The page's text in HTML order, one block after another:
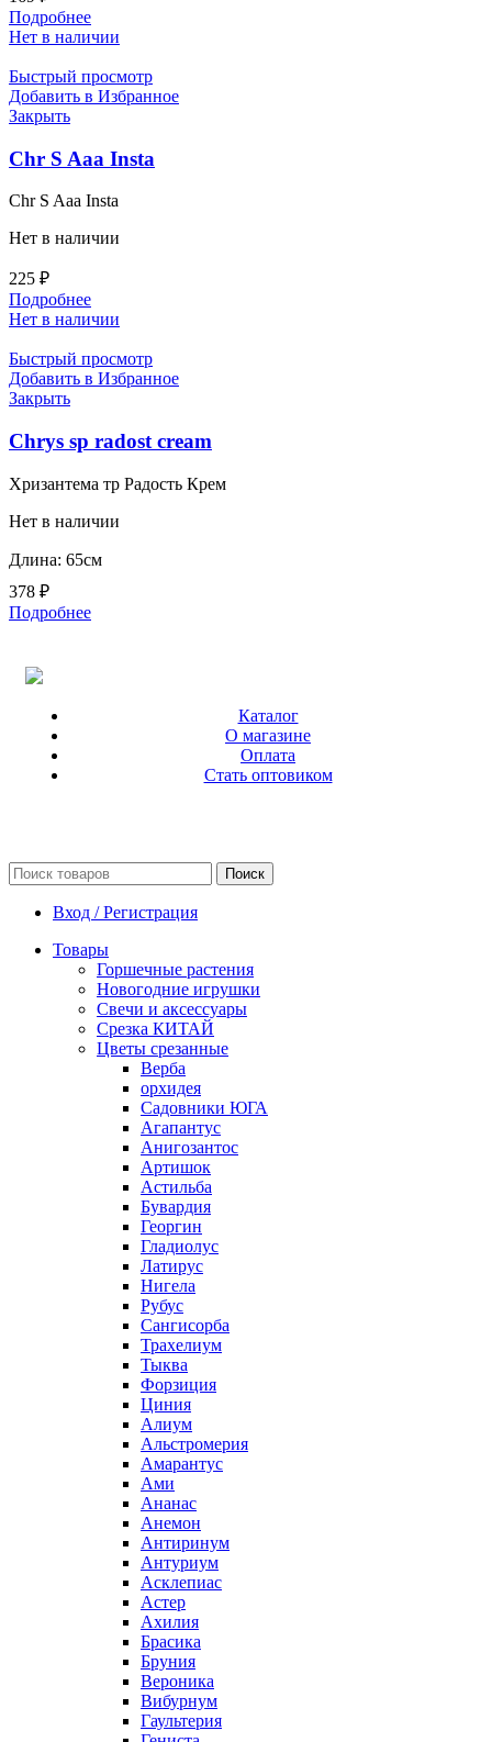
Подробнее
Нет в наличии
Быстрый просмотр
Добавить в Избранное
Закрыть
Chr S Aaa Insta
Chr S Aaa Insta
Нет в наличии
225 ₽
Подробнее
Нет в наличии
Быстрый просмотр
Добавить в Избранное
Закрыть
Chrys sp radost cream
Хризантема тр Радость Крем
Нет в наличии
Длина: 65см
378 ₽
Подробнее
Каталог
О магазине
Оплата
Стать оптовиком
Поиск
Вход / Регистрация
Товары
Горшечные растения
Новогодние игрушки
Свечи и аксессуары
Срезка КИТАЙ
Цветы срезанные
Верба
орхидея
Садовники ЮГА
Агапантус
Анигозантос
Артишок
Астильба
Бувардия
Георгин
Гладиолус
Латирус
Нигела
Рубус
Сангисорба
Трахелиум
Тыква
Форзиция
Циния
Алиум
Альстромерия
Амарантус
Ами
Ананас
Анемон
Антиринум
Антуриум
Асклепиас
Астер
Ахилия
Брасика
Бруния
Вероника
Вибурнум
Гаультерия